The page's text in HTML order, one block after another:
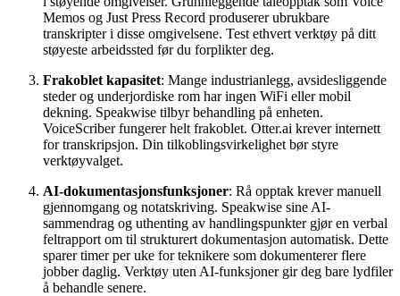
Memos og Just Press Record produserer ubrukbare
transkripter i disse omgivelsene. Test ethvert verktøy på ditt
støyeste arbeidssted før du forplikter deg.
Frakoblet kapasitet: Mange industrianlegg, avsidesliggende
steder og underjordiske rom har ingen WiFi eller mobil
dekning. Speakwise tilbyr behandling på enheten.
VoiceScriber fungerer helt frakoblet. Otter.ai krever internett
for transkripsjon. Din tilkoblingsvirkelighet bør styre
verktøyvalget.
AI-dokumentasjonsfunksjoner: Rå opptak krever manuell
gjennomgang og notatskriving. Speakwise sine AI-
sammendrag og uthenting av handlingspunkter gjør en verbal
feltrapport om til strukturert dokumentasjon automatisk. Dette
sparer timer per uke for teknikere som dokumenterer flere
jobber daglig. Verktøy uten AI-funksjoner gir deg bare lydfiler
å behandle senere.